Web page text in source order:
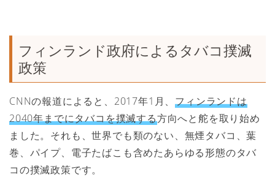
フィンランド政府によるタバコ撲滅
政策
CNNの報道によると、2017年1月、フィンランドは
2040年までにタバコを撲滅する方向へと舵を取り始め
ました。それも、世界でも類のない、無煙タバコ、葉
巻、パイプ、電子たばこも含めたあらゆる形態のタバ
コの撲滅政策です。